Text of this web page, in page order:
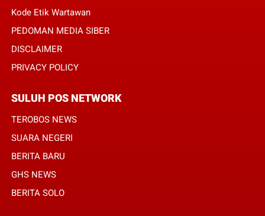
Kode Etik Wartawan
PEDOMAN MEDIA SIBER
DISCLAIMER
PRIVACY POLICY
SULUH POS NETWORK
TEROBOS NEWS
SUARA NEGERI
BERITA BARU
GHS NEWS
BERITA SOLO